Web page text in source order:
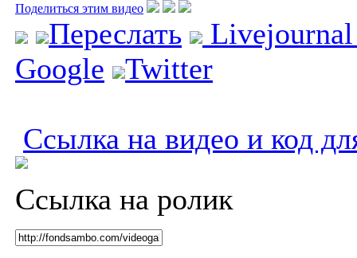
Поделиться этим видео
Переслать
Google
Twitter
Ссылка на видео и код
Ссылка на ролик